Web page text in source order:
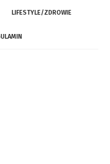
LIFESTYLE/ZDROWIE